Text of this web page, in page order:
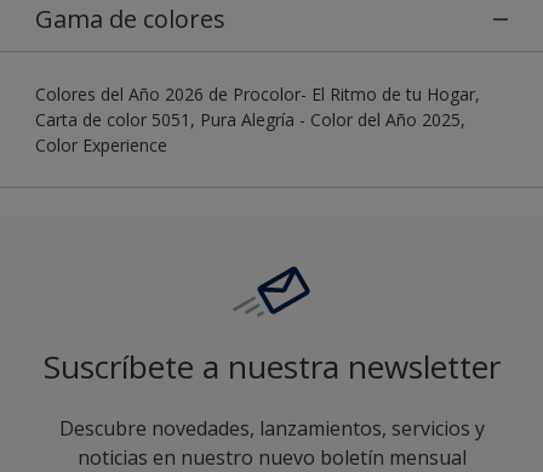
Gama de colores
Colores del Año 2026 de Procolor- El Ritmo de tu Hogar,
Carta de color 5051, Pura Alegría - Color del Año 2025,
Color Experience
Suscríbete a nuestra newsletter
Descubre novedades, lanzamientos, servicios y
noticias en nuestro nuevo boletín mensual